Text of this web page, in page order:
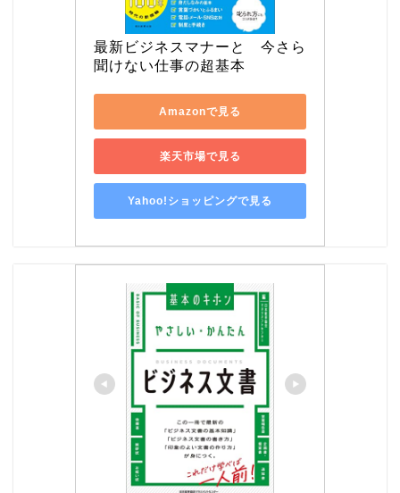
最新ビジネスマナーと　今さら
聞けない仕事の超基本
Amazonで見る
楽天市場で見る
Yahoo!ショッピングで見る